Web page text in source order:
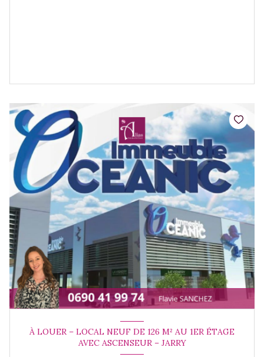
À LOUER – LOCAL NEUF DE 126 M² AU 1ER ÉTAGE
AVEC ASCENSEUR – JARRY